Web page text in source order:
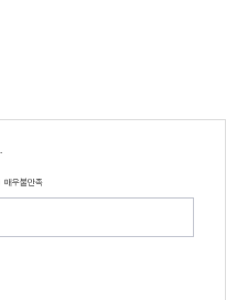
매우불만족